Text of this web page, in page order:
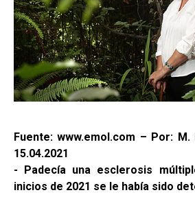
Fuente: www.emol.com – Por:
15.04.2021
- Padecía una esclerosis
inicios de 2021 se le había sido